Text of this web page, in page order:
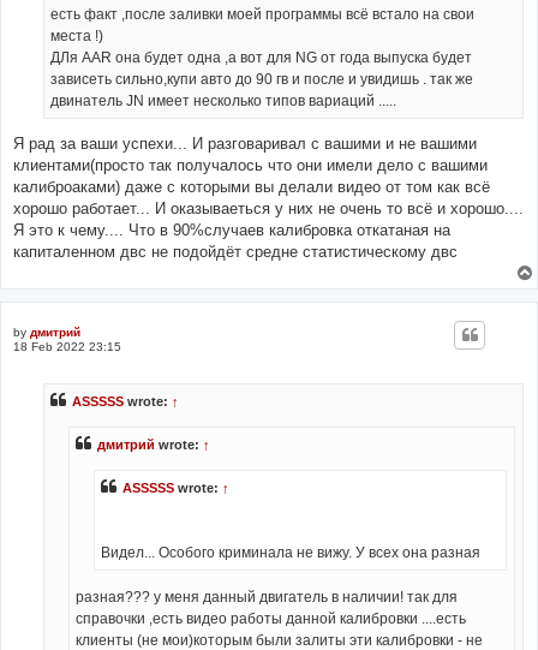
есть факт ,после заливки моей программы всё встало на свои
места !)
ДЛя AAR она будет одна ,а вот для NG от года выпуска будет
зависеть сильно,купи авто до 90 гв и после и увидишь . так же
двинатель JN имеет несколько типов вариаций .....
Я рад за ваши успехи... И разговаривал с вашими и не вашими
клиентами(просто так получалось что они имели дело с вашими
калиброаками) даже с которыми вы делали видео от том как всё
хорошо работает... И оказываеться у них не очень то всё и хорошо....
Я это к чему.... Что в 90%случаев калибровка откатаная на
капиталенном двс не подойдёт средне статистическому двс
by дмитрий
18 Feb 2022 23:15
ASSSSS wrote: ↑
дмитрий wrote: ↑
ASSSSS wrote: ↑
Видел... Особого криминала не вижу. У всех она разная
разная??? у меня данный двигатель в наличии! так для
справочки ,есть видео работы данной калибровки ....есть
клиенты (не мои)которым были залиты эти калибровки - не